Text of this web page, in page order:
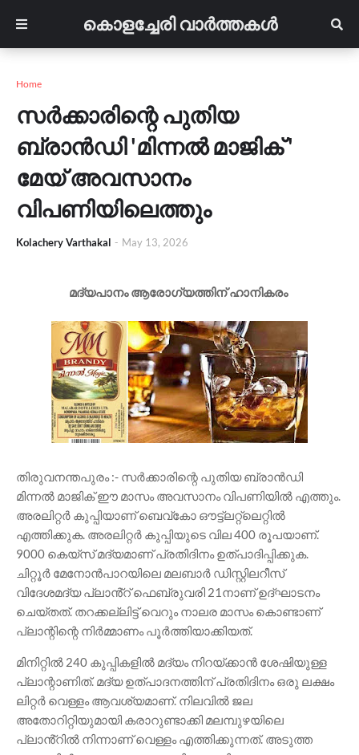
കൊളച്ചേരി വാർത്തകൾ
Home
സർക്കാരിന്റെ പുതിയ
ബ്രാൻഡി 'മിന്നൽ മാജിക് '
മേയ് അവസാനം
വിപണിയിലെത്തും
Kolachery Varthakal - May 13, 2026
മദ്യപാനം ആരോഗ്യത്തിന് ഹാനികരം
തിരുവനന്തപുരം :- സർക്കാരിന്റെ പുതിയ ബ്രാൻഡി
മിന്നൽ മാജിക് ഈ മാസം അവസാനം വിപണിയിൽ എത്തും.
അരലിറ്റർ കുപ്പിയാണ് ബെവ്കോ ഔട്ട്ലറ്റ്ലെറ്റിൽ
എത്തിക്കുക. അരലിറ്റർ കുപ്പിയുടെ വില 400 രൂപയാണ്.
9000 കെയ്സ് മദ്യമാണ് പ്രതിദിനം ഉത്പാദിപ്പിക്കുക.
ചിറ്റൂർ മേനോൻപാറയിലെ മലബാർ ഡിസ്റ്റിലറീസ്
വിദേശമദ്യ പ്ലാൻ്റ് ഫെബ്രുവരി 21നാണ് ഉദ്ഘാടനം
ചെയ്‌തത്‌. തറക്കല്ലിട്ട് വെറും നാലര മാസം കൊണ്ടാണ്
പ്ലാന്റിന്റെ നിർമ്മാണം പൂർത്തിയാക്കിയത്.
മിനിറ്റിൽ 240 കുപ്പികളിൽ മദ്യം നിറയ്ക്കാൻ ശേഷിയുള്ള
പ്ലാന്റാണിത്. മദ്യ ഉത്പാദനത്തിന് പ്രതിദിനം ഒരു ലക്ഷം
ലിറ്റർ വെള്ളം ആവശ്യമാണ്. നിലവിൽ ജല
അതോറിറ്റിയുമായി കരാറുണ്ടാക്കി മലമ്പുഴയിലെ
പ്ലാൻ്റിൽ നിന്നാണ് വെള്ളം എത്തിക്കുന്നത്. അടുത്ത